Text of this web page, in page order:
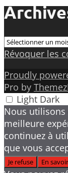
Archives
Révoquer les
Proudly
Pro by
Light Dark
Nous utilisons
meilleure
continuez à
que vous
Je refuse
En